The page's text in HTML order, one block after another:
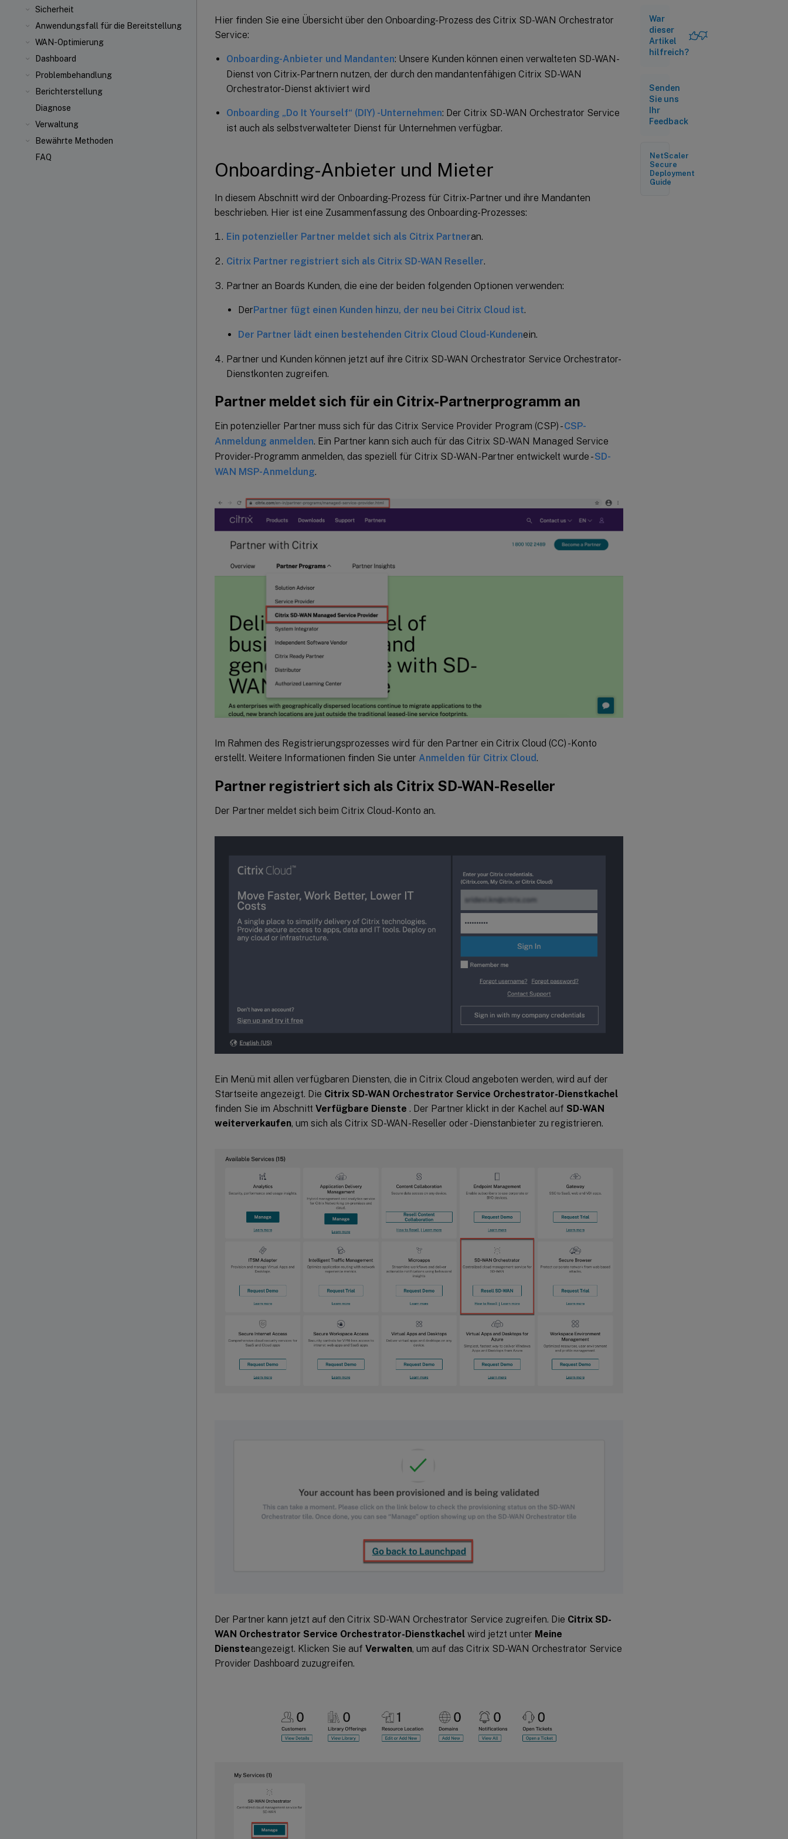
Sicherheit
Anwendungsfall für die Bereitstellung
WAN-Optimierung
Dashboard
Problembehandlung
Berichterstellung
Diagnose
Verwaltung
Bewährte Methoden
FAQ
Hier finden Sie eine Übersicht über den Onboarding-Prozess des Citrix SD-WAN Orchestrator
Service:
Onboarding-Anbieter und Mandanten: Unsere Kunden können einen verwalteten SD-WAN-
Dienst von Citrix-Partnern nutzen, der durch den mandantenfähigen Citrix SD-WAN
Orchestrator-Dienst aktiviert wird
Onboarding „Do It Yourself“ (DIY) -Unternehmen: Der Citrix SD-WAN Orchestrator Service
ist auch als selbstverwalteter Dienst für Unternehmen verfügbar.
Onboarding-Anbieter und Mieter
In diesem Abschnitt wird der Onboarding-Prozess für Citrix-Partner und ihre Mandanten
beschrieben. Hier ist eine Zusammenfassung des Onboarding-Prozesses:
Ein potenzieller Partner meldet sich als Citrix Partneran.
Citrix Partner registriert sich als Citrix SD-WAN Reseller.
Partner an Boards Kunden, die eine der beiden folgenden Optionen verwenden:
DerPartner fügt einen Kunden hinzu, der neu bei Citrix Cloud ist.
Der Partner lädt einen bestehenden Citrix Cloud Cloud-Kundenein.
Partner und Kunden können jetzt auf ihre Citrix SD-WAN Orchestrator Service Orchestrator-
Dienstkonten zugreifen.
Partner meldet sich für ein Citrix-Partnerprogramm an
Ein potenzieller Partner muss sich für das Citrix Service Provider Program (CSP) -CSP-
Anmeldung anmelden. Ein Partner kann sich auch für das Citrix SD-WAN Managed Service
Provider-Programm anmelden, das speziell für Citrix SD-WAN-Partner entwickelt wurde -SD-
WAN MSP-Anmeldung.
Im Rahmen des Registrierungsprozesses wird für den Partner ein Citrix Cloud (CC) -Konto
erstellt. Weitere Informationen finden Sie unter Anmelden für Citrix Cloud.
Partner registriert sich als Citrix SD-WAN-Reseller
Der Partner meldet sich beim Citrix Cloud-Konto an.
Ein Menü mit allen verfügbaren Diensten, die in Citrix Cloud angeboten werden, wird auf der
Startseite angezeigt. Die Citrix SD-WAN Orchestrator Service Orchestrator-Dienstkachel
finden Sie im Abschnitt Verfügbare Dienste . Der Partner klickt in der Kachel auf SD-WAN
weiterverkaufen, um sich als Citrix SD-WAN-Reseller oder -Dienstanbieter zu registrieren.
Der Partner kann jetzt auf den Citrix SD-WAN Orchestrator Service zugreifen. Die Citrix SD-
WAN Orchestrator Service Orchestrator-Dienstkachel wird jetzt unter Meine
Diensteangezeigt. Klicken Sie auf Verwalten, um auf das Citrix SD-WAN Orchestrator Service
Provider Dashboard zuzugreifen.
War
dieser
Artikel
hilfreich?
Senden
Sie uns
Ihr
Feedback
NetScaler
Secure
Deployment
Guide